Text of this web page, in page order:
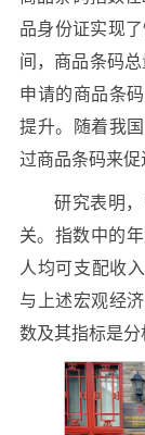
品身份证实现
间，商品条码
申请的商品条
提升。随着我
过商品条码来促
研究表明
关。指数中的
人均可支配收
与上述宏观经
数及其指标是分